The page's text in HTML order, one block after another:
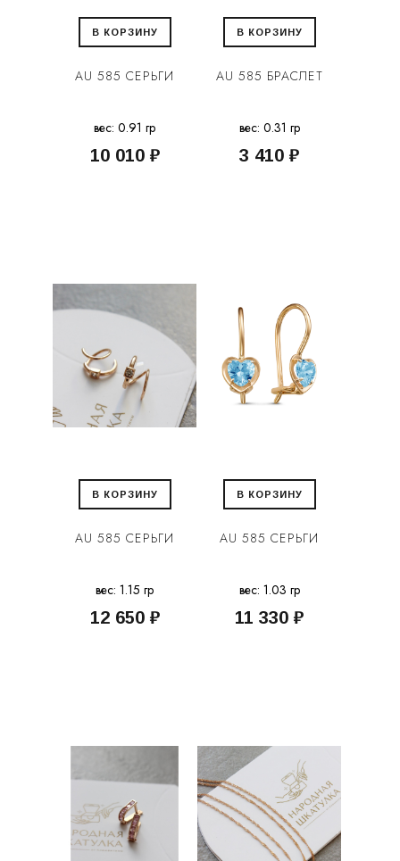
В КОРЗИНУ
AU 585 СЕРЬГИ
вес: 0.91 гр
10 010 ₽
В КОРЗИНУ
AU 585 БРАСЛЕТ
вес: 0.31 гр
3 410 ₽
В КОРЗИНУ
AU 585 СЕРЬГИ
вес: 1.15 гр
12 650 ₽
В КОРЗИНУ
AU 585 СЕРЬГИ
вес: 1.03 гр
11 330 ₽